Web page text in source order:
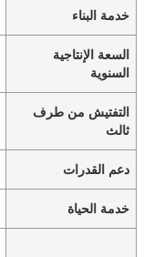
خدمة البناء
السعة الإنتاجية
السنوية
التفتيش من طرف
ثالث
دعم القدرات
خدمة الحياة